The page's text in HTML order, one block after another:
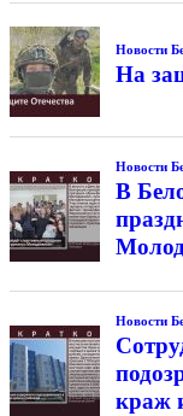
Новости
На
Новости
В
Новости
краж